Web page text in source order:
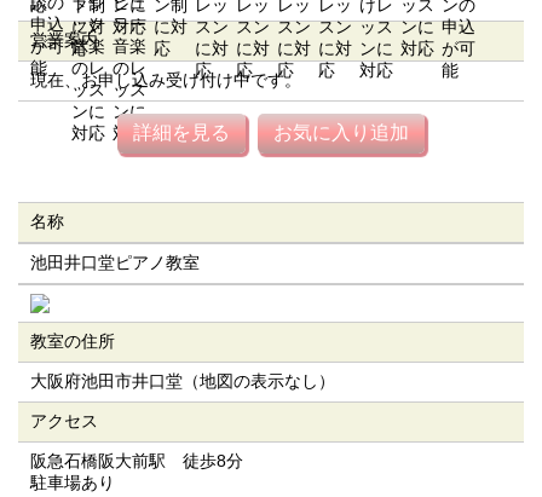
営業案内
現在、お申し込み受け付け中です。
詳細を見る お気に入り追加
名称
池田井口堂ピアノ教室
教室の住所
大阪府池田市井口堂（地図の表示なし）
アクセス
阪急石橋阪大前駅 徒歩8分
駐車場あり